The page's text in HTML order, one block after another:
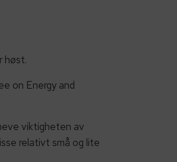
høst.
on Energy and
viktigheten av
relativt små og lite